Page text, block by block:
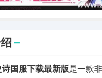
国服下载最新版是一款